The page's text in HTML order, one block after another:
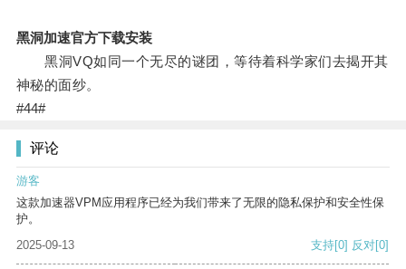
黑洞加速官方下载安装
黑洞VQ如同一个无尽的谜团，等待着科学家们去揭开其
神秘的面纱。
#44#
评论
游客
这款加速器VPM应用程序已经为我们带来了无限的隐私保护和安全性保
护。
2025-09-13
支持[0] 反对[0]